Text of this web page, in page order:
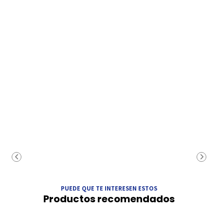
PUEDE QUE TE INTERESEN ESTOS
Productos recomendados